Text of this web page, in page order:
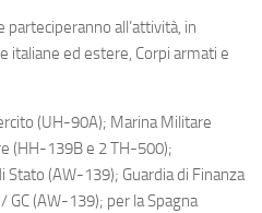
all’attività, in
italiane ed estere, Corpi armati e
(UH-90A); Marina Militare
(HH-139B e 2 TH-500);
Stato (AW-139); Guardia di Finanza
(AW-139); per la Spagna